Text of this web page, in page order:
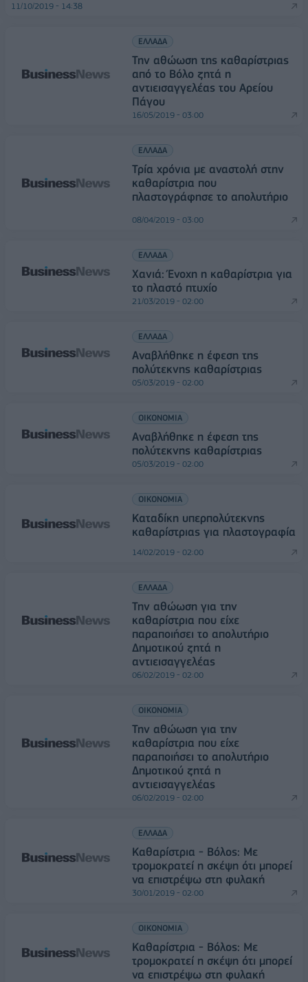
11/10/2019 - 14:38
ΕΛΛΑΔΑ
Την αθώωση της καθαρίστριας
από το Βόλο ζητά η
αντιεισαγγελέας του Αρείου
Πάγου
16/05/2019 - 03:00
ΕΛΛΑΔΑ
Τρία χρόνια με αναστολή στην
καθαρίστρια που
πλαστογράφησε το απολυτήριο
08/04/2019 - 03:00
ΕΛΛΑΔΑ
Χανιά: Ένοχη η καθαρίστρια για
το πλαστό πτυχίο
21/03/2019 - 02:00
ΕΛΛΑΔΑ
Αναβλήθηκε η έφεση της
πολύτεκνης καθαρίστριας
05/03/2019 - 02:00
ΟΙΚΟΝΟΜΙΑ
Αναβλήθηκε η έφεση της
πολύτεκνης καθαρίστριας
05/03/2019 - 02:00
ΟΙΚΟΝΟΜΙΑ
Καταδίκη υπερπολύτεκνης
καθαρίστριας για πλαστογραφία
14/02/2019 - 02:00
ΕΛΛΑΔΑ
Την αθώωση για την
καθαρίστρια που είχε
παραποιήσει το απολυτήριο
Δημοτικού ζητά η
αντιεισαγγελέας
06/02/2019 - 02:00
ΟΙΚΟΝΟΜΙΑ
Την αθώωση για την
καθαρίστρια που είχε
παραποιήσει το απολυτήριο
Δημοτικού ζητά η
αντιεισαγγελέας
06/02/2019 - 02:00
ΕΛΛΑΔΑ
Καθαρίστρια - Βόλος: Με
τρομοκρατεί η σκέψη ότι μπορεί
να επιστρέψω στη φυλακή
30/01/2019 - 02:00
ΟΙΚΟΝΟΜΙΑ
Καθαρίστρια - Βόλος: Με
τρομοκρατεί η σκέψη ότι μπορεί
να επιστρέψω στη φυλακή